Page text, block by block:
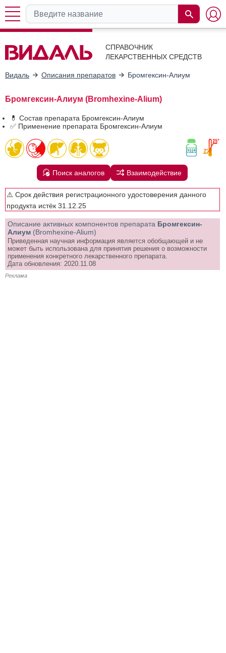
СПРАВОЧНИК
ЛЕКАРСТВЕННЫХ СРЕДСТВ
Видаль Описания препаратов Бромгексин-Алиум
Бромгексин-Алиум (Bromhexine-Alium)
💊 Состав препарата Бромгексин-Алиум
✅ Применение препарата Бромгексин-Алиум
Поиск аналогов Взаимодействие
⚠️ Срок действия регистрационного удостоверения данного
продукта истёк 31.12.25
Описание активных компонентов препарата Бромгексин-
Алиум (Bromhexine-Alium)
Приведенная научная информация является обобщающей и не
может быть использована для принятия решения о возможности
применения конкретного лекарственного препарата.
Дата обновления: 2020.11.08
Реклама